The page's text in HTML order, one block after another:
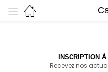
INSCRIPTION
Recevez nos